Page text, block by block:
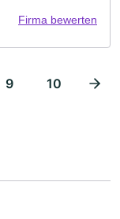
Firma bewerten
9 10